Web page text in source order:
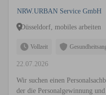
NRW.URBAN Service GmbH
Düsseldorf, mobiles arbeiten
Vollzeit
22.07.2026
Wir suchen einen
der die Personalgewinnung